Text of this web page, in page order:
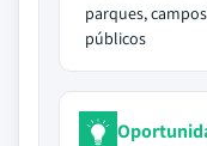
parques,
públicos